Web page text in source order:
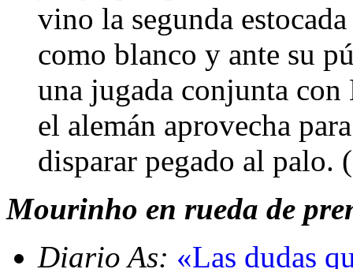
vino la segunda
como blanco y ante su
una jugada conjunta
el alemán aprovecha
disparar pegado al
Mourinho en rueda de
Diario As: «Las dudas